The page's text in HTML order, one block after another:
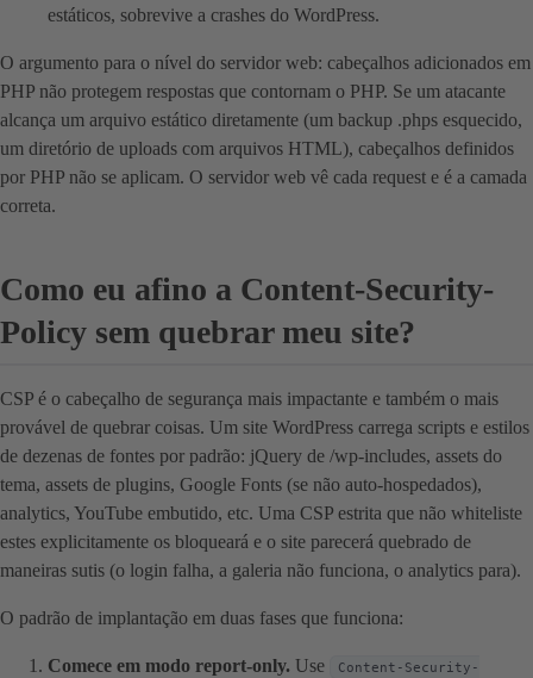
estáticos, sobrevive a crashes do WordPress.
O argumento para o nível do servidor web: cabeçalhos adicionados em
PHP não protegem respostas que contornam o PHP. Se um atacante
alcança um arquivo estático diretamente (um backup .phps esquecido,
um diretório de uploads com arquivos HTML), cabeçalhos definidos
por PHP não se aplicam. O servidor web vê cada request e é a camada
correta.
Como eu afino a Content-Security-
Policy sem quebrar meu site?
CSP é o cabeçalho de segurança mais impactante e também o mais
provável de quebrar coisas. Um site WordPress carrega scripts e estilos
de dezenas de fontes por padrão: jQuery de /wp-includes, assets do
tema, assets de plugins, Google Fonts (se não auto-hospedados),
analytics, YouTube embutido, etc. Uma CSP estrita que não whiteliste
estes explicitamente os bloqueará e o site parecerá quebrado de
maneiras sutis (o login falha, a galeria não funciona, o analytics para).
O padrão de implantação em duas fases que funciona:
Comece em modo report-only. Use
Content-Security-